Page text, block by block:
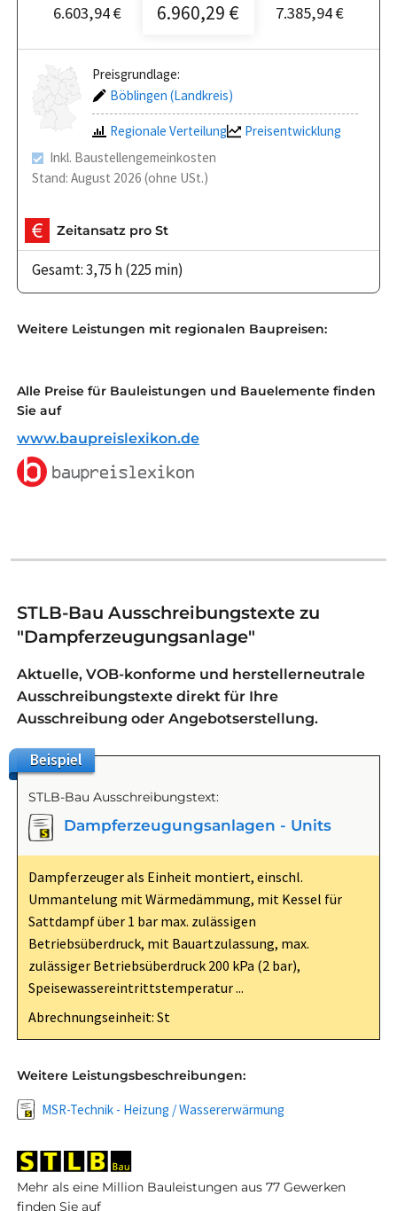
6.603,94 € 6.960,29 € 7.385,94 €
Preisgrundlage:
Böblingen (Landkreis)
Regionale Verteilung
Preisentwicklung
Inkl. Baustellengemeinkosten
Stand: August 2026 (ohne USt.)
Zeitansatz pro St
Gesamt: 3,75 h (225 min)
Weitere Leistungen mit regionalen Baupreisen:
Alle Preise für Bauleistungen und Bauelemente finden
Sie auf
www.baupreislexikon.de
STLB-Bau Ausschreibungstexte zu
"Dampferzeugungsanlage"
Aktuelle, VOB-konforme und herstellerneutrale
Ausschreibungstexte direkt für Ihre
Ausschreibung oder Angebotserstellung.
Beispiel
STLB-Bau Ausschreibungstext:
Dampferzeugungsanlagen - Units
Dampferzeuger als Einheit montiert, einschl.
Ummantelung mit Wärmedämmung, mit Kessel für
Sattdampf über 1 bar max. zulässigen
Betriebsüberdruck, mit Bauartzulassung, max.
zulässiger Betriebsüberdruck 200 kPa (2 bar),
Speisewassereintrittstemperatur ...
Abrechnungseinheit: St
Weitere Leistungsbeschreibungen:
MSR-Technik - Heizung / Wassererwärmung
Mehr als eine Million Bauleistungen aus 77 Gewerken
finden Sie auf